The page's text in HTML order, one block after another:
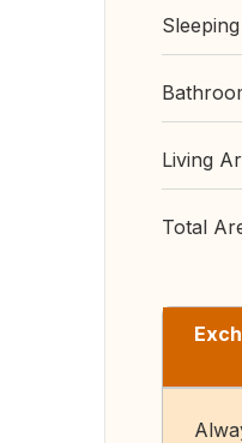
Living
Total